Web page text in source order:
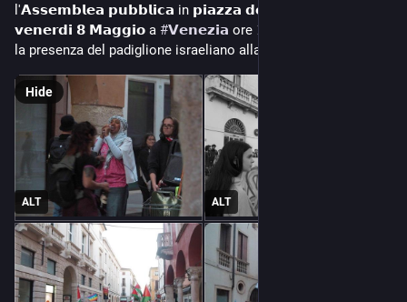
l'𝗔𝘀𝘀𝗲𝗺𝗯𝗹𝗲𝗮 𝗽𝘂𝗯𝗯𝗹𝗶𝗰𝗮 in 𝗽𝗶𝗮𝘇𝘇𝗮 𝗱𝗲𝗶 𝗦𝗶𝗴𝗻𝗼𝗿𝗶 e
𝘃𝗲𝗻𝗲𝗿𝗱𝗶 𝟴 𝗠𝗮𝗴𝗴𝗶𝗼 a #𝗩𝗲𝗻𝗲𝘇𝗶𝗮 ore 𝟭𝟲:𝟯𝟬 per contestare
la presenza del padiglione israeliano alla Biennale d'arte.
ALT ALT
Hide